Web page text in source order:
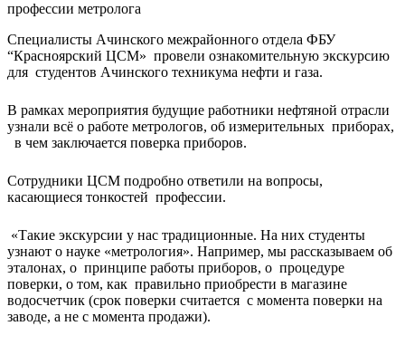
Специалисты Ачинского межрайонного отдела ФБУ
“Красноярский ЦСМ» провели ознакомительную экскурсию
для студентов Ачинского техникума нефти и газа.
В рамках мероприятия будущие работники нефтяной отрасли
узнали всё о работе метрологов, об измерительных приборах,
в чем заключается поверка приборов.
Сотрудники ЦСМ подробно ответили на вопросы,
касающиеся тонкостей профессии.
«Такие экскурсии у нас традиционные. На них студенты
узнают о науке «метрология». Например, мы рассказываем об
эталонах, о принципе работы приборов, о процедуре
поверки, о том, как правильно приобрести в магазине
водосчетчик (срок поверки считается с момента поверки на
заводе, а не с момента продажи).